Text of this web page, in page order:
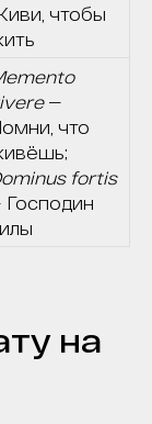
чтобы
—
что
fortis
Господин
на